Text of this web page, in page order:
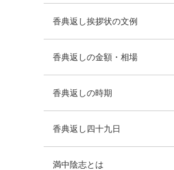
香典返し挨拶状の文例
香典返しの金額・相場
香典返しの時期
香典返し四十九日
満中陰志とは